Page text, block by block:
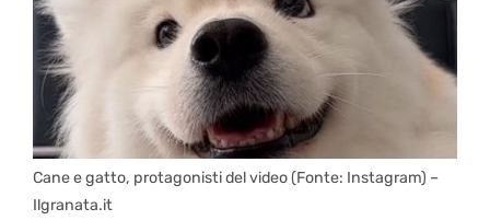
Cane e gatto, protagonisti del video (Fonte: Instagram) –
Ilgranata.it